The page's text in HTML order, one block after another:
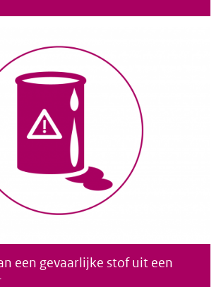
gevaarlijke stof uit een open insluitsysteem
een gevaarlijke stof uit een